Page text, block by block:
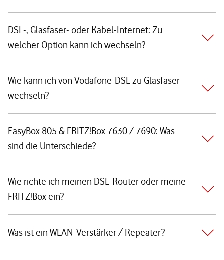
DSL-, Glasfaser- oder Kabel-Internet: Zu
welcher Option kann ich wechseln?
Wie kann ich von Vodafone-DSL zu Glasfaser
wechseln?
EasyBox 805 & FRITZ!Box 7630 / 7690: Was
sind die Unterschiede?
Wie richte ich meinen DSL-Router oder meine
FRITZ!Box ein?
Was ist ein WLAN-Verstärker / Repeater?